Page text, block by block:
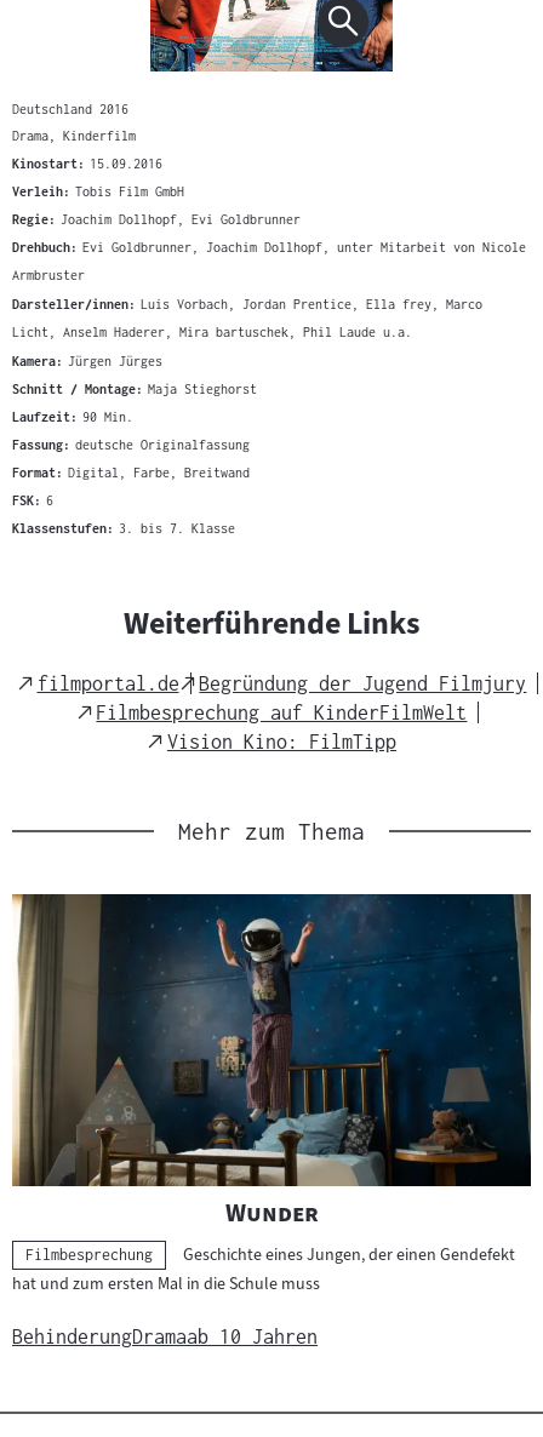
Deutschland 2016
Drama, Kinderfilm
Kinostart: 15.09.2016
Verleih: Tobis Film GmbH
Regie: Joachim Dollhopf, Evi Goldbrunner
Drehbuch: Evi Goldbrunner, Joachim Dollhopf, unter Mitarbeit von Nicole
Armbruster
Darsteller/innen: Luis Vorbach, Jordan Prentice, Ella frey, Marco
Licht, Anselm Haderer, Mira bartuschek, Phil Laude u.a.
Kamera: Jürgen Jürges
Schnitt / Montage: Maja Stieghorst
Laufzeit: 90 Min.
Fassung: deutsche Originalfassung
Format: Digital, Farbe, Breitwand
FSK: 6
Klassenstufen: 3. bis 7. Klasse
Weiterführende Links
External
filmportal.de
External
Link
Begründung der Jugend Filmjury
External
Filmbesprechung auf KinderFilmWelt
External
Vision Kino: FilmTipp
Mehr zum Thema
"
Wunder"
Kategorie:
Filmbesprechung
Geschichte eines Jungen, der einen Gendefekt
hat und zum ersten Mal in die Schule muss
BehinderungDramaab 10 Jahren